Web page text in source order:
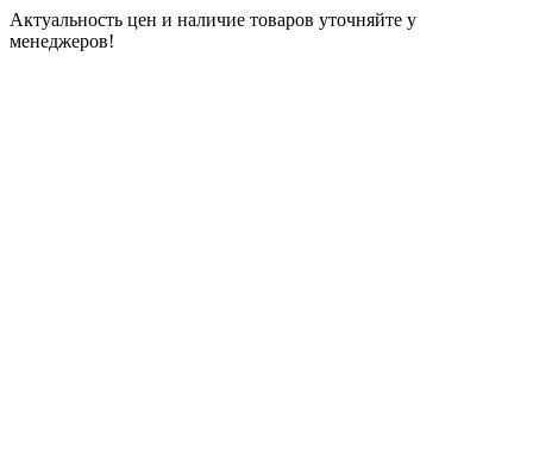
Актуальность цен и наличие товаров уточняйте у
менеджеров!